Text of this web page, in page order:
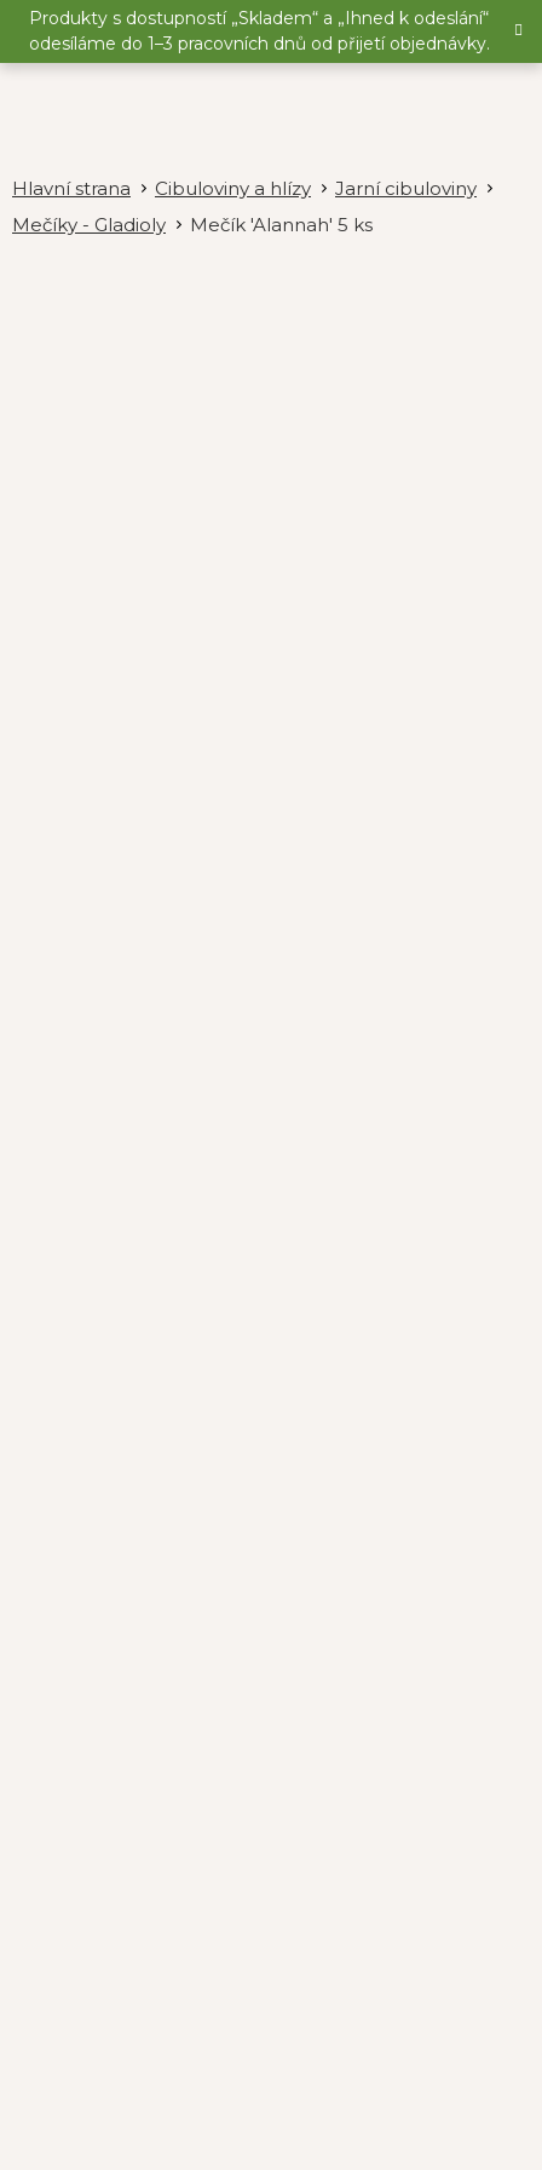
Přejít
obsah
Produkty s dostupností „Skladem“ a „Ihned k odeslání“
odesíláme do 1–3 pracovních dnů od přijetí objednávky.
Cibuloviny a hlízy
Jarní cibuloviny
Mečíky - Gladioly
Mečík 'Alannah' 5 ks